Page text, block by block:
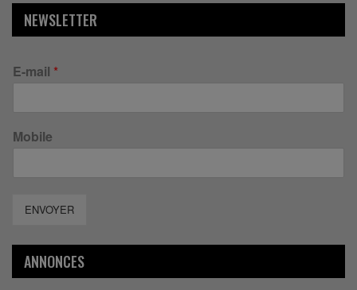
NEWSLETTER
E-mail *
Mobile
ENVOYER
ANNONCES